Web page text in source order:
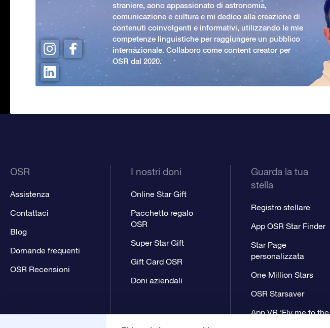
straniere, aono appassionato di astronomia,
comunicazione e cultura e mi dedico alla creazione di
contenuti coinvolgenti e informativi, utilizzando le mie
competenze linguistiche per raggiungere un pubblico
internazionale. Collaboro come content creator per
OSR dal 2020.
OSR
Assistenza
Contattaci
Blog
Domande frequenti
OSR Recensioni
I nostri doni
Online Star Gift
Pacchetto regalo
OSR
Super Star Gift
Gift Card OSR
Doni aziendali
Guarda la tua
stella
Registro stellare
App OSR Star Finder
Star Page
personalizzata
One Million Stars
OSR Starsaver
App VR ‘Fly me to the